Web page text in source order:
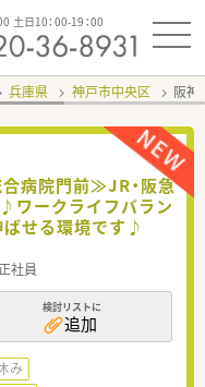
土日10：00-19：00
兵庫県 神戸市中央区 阪
合病院門前≫JR・阪急
ワークライフバラン
せる環境です♪
社員
検討リストに
追加
み